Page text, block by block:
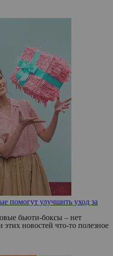
помогут улучшить уход за
бьюти-боксы – нет
новостей что-то полезное